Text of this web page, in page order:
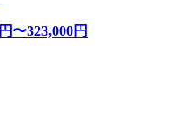
円〜323,000円